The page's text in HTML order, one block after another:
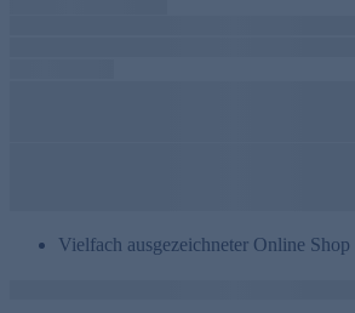
Vielfach ausgezeichneter Online Shop